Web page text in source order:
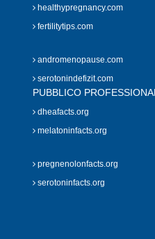
healthypregnancy.com
fertilitytips.com
andromenopause.com
serotonindefizit.com
PUBBLICO
dheafacts.org
melatoninfacts.org
pregnenolonfacts.org
serotoninfacts.org